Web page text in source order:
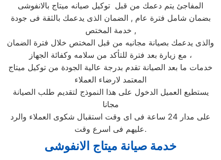
المفاجئ يتم دعمك من قبل توكيل صيانه ميتاج بالانفوشى
بضمان شامل فترة عام , الضمان الذى يدعمك بالثقة فى جودة
خدمة المختص ,
والذى يدعمك بصيانة مجانيه من قبل المختص خلال فترة الضمان
مع زيارة بعد فترة للتأكد من سلامه وكفائة الجهاز ،
خدمات ما بعد الصيانة تقدم بدرجة عالية الجودة من توكيل ميتاج
المعتمد لارضاء العملاء
يستطيع العميل الدخول على هذا النموذج لتقديم طلب الصيانة
مجانا
على مدار 24 ساعة فى اى وقت استقبال شكوى العملاء والرد
عليهم فى اسرع وقت.
خدمة صيانة ميتاج الانفوشى